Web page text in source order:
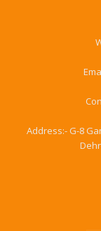
Address:- G-8